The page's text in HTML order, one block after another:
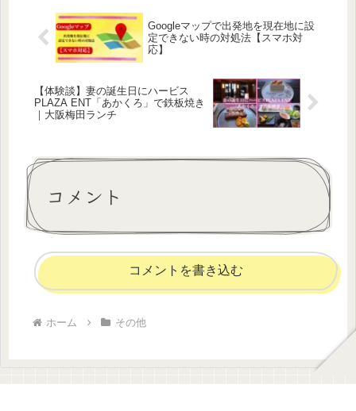
Googleマップで出発地を現在地に設
定できない時の対処法【スマホ対
応】
【体験談】妻の誕生日にハービス
PLAZA ENT「あかくろ」で鉄板焼き
｜大阪梅田ランチ
コメント
コメントを書き込む
ホーム その他